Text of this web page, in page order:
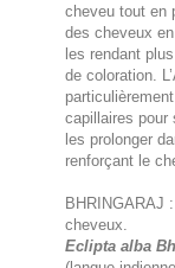
cheveu tout en
des cheveux
les rendant
de coloration.
capillaires pour
les prolonger
renforçant le
BHRINGARAJ
cheveux.
Eclipta alba